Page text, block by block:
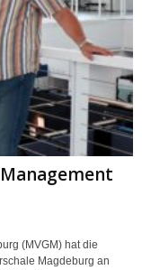
(MVGM) hat die
Magdeburg an